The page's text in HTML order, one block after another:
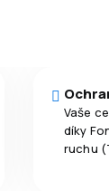
Vaše
díky
ruchu